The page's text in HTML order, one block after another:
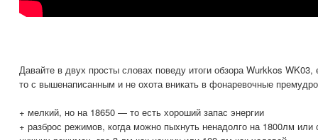
Давайте в двух просты словах поведу итоги обзора Wurkkos
то с вышенаписанным и не охота вникать в фонаревочные
+ мелкий, но на 18650 — то есть хороший запас энергии
+ разброс режимов, когда можно пыхнуть ненадолго на 1800лм или